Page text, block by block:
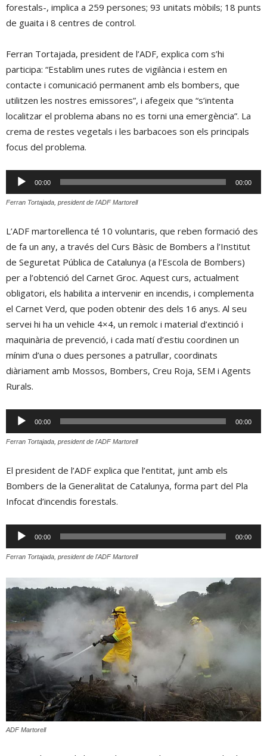
forestals-, implica a 259 persones; 93 unitats mòbils; 18 punts
de guaita i 8 centres de control.
Ferran Tortajada, president de l’ADF, explica com s’hi
participa: “Establim unes rutes de vigilància i estem en
contacte i comunicació permanent amb els bombers, que
utilitzen les nostres emissores”, i afegeix que “s’intenta
localitzar el problema abans no es torni una emergència”. La
crema de restes vegetals i les barbacoes son els principals
focus del problema.
Reproductor
d'àudio
00:00 00:00
Ferran Tortajada, president de l'ADF Martorell
L’ADF martorellenca té 10 voluntaris, que reben formació des
de fa un any, a través del Curs Bàsic de Bombers a l’Institut
de Seguretat Pública de Catalunya (a l’Escola de Bombers)
per a l’obtenció del Carnet Groc. Aquest curs, actualment
obligatori, els habilita a intervenir en incendis, i complementa
el Carnet Verd, que poden obtenir des dels 16 anys. Al seu
servei hi ha un vehicle 4×4, un remolc i material d’extinció i
maquinària de prevenció, i cada matí d’estiu coordinen un
mínim d’una o dues persones a patrullar, coordinats
diàriament amb Mossos, Bombers, Creu Roja, SEM i Agents
Rurals.
Reproductor
d'àudio
00:00 00:00
Ferran Tortajada, president de l'ADF Martorell
El president de l’ADF explica que l’entitat, junt amb els
Bombers de la Generalitat de Catalunya, forma part del Pla
Infocat d’incendis forestals.
Reproductor
d'àudio
00:00 00:00
Ferran Tortajada, president de l'ADF Martorell
ADF Martorell